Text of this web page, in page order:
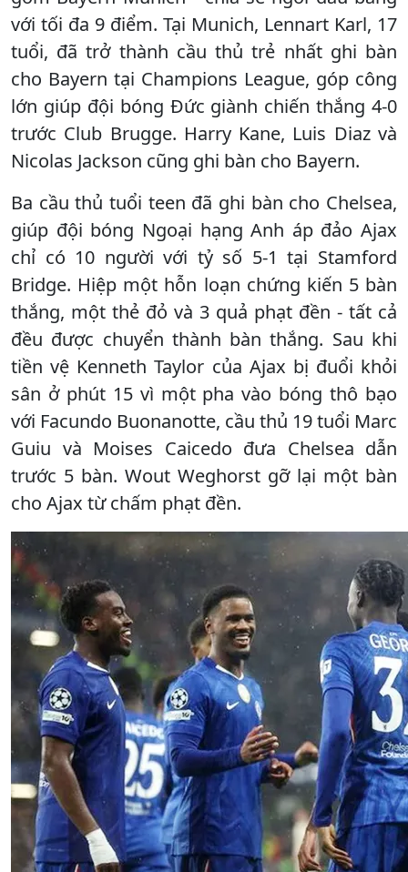
với tối đa 9 điểm. Tại Munich, Lennart Karl, 17
tuổi, đã trở thành cầu thủ trẻ nhất ghi bàn
cho Bayern tại Champions League, góp công
lớn giúp đội bóng Đức giành chiến thắng 4-0
trước Club Brugge. Harry Kane, Luis Diaz và
Nicolas Jackson cũng ghi bàn cho Bayern.
Ba cầu thủ tuổi teen đã ghi bàn cho Chelsea,
giúp đội bóng Ngoại hạng Anh áp đảo Ajax
chỉ có 10 người với tỷ số 5-1 tại Stamford
Bridge. Hiệp một hỗn loạn chứng kiến ​​5 bàn
thắng, một thẻ đỏ và 3 quả phạt đền - tất cả
đều được chuyển thành bàn thắng. Sau khi
tiền vệ Kenneth Taylor của Ajax bị đuổi khỏi
sân ở phút 15 vì một pha vào bóng thô bạo
với Facundo Buonanotte, cầu thủ 19 tuổi Marc
Guiu và Moises Caicedo đưa Chelsea dẫn
trước 5 bàn. Wout Weghorst gỡ lại một bàn
cho Ajax từ chấm phạt đền.